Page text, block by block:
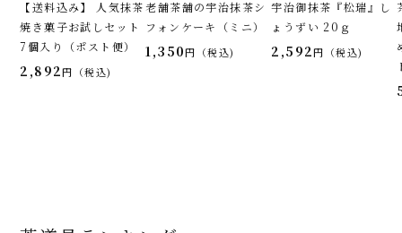
【送料込み】 人気抹茶
焼き菓子お試しセット
7個入り（ポスト便）
2,892 税込
老舗茶舗の宇治抹茶シ
フォンケーキ（ミニ）
1,350 税込
宇治御抹茶『松瑞』し
ょうずい 20ｇ
2,592 税込